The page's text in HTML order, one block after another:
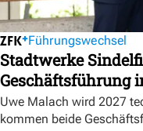
Führungswechsel
Stadtwerke
Geschäftsführung
Uwe Malach wird 2027
kommen beide